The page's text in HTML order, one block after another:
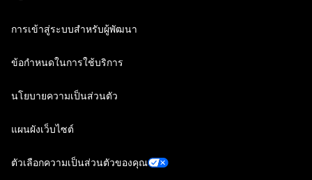
การเข้าสู่ระบบสำหรับผู้พัฒนา
ข้อกำหนดในการใช้บริการ
นโยบายความเป็นส่วนตัว
แผนผังเว็บไซต์
ตัวเลือกความเป็นส่วนตัวของคุณ